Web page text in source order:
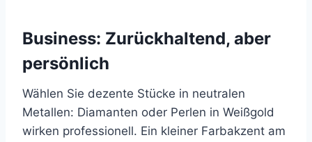
Business: Zurückhaltend, aber
persönlich
Wählen Sie dezente Stücke in neutralen
Metallen: Diamanten oder Perlen in Weißgold
wirken professionell. Ein kleiner Farbakzent am